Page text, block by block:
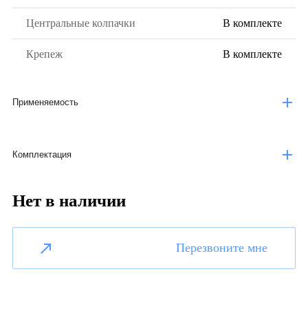
Центральные колпачки В комплекте
Крепеж В комплекте
Применяемость
Комплектация
Нет в наличии
Перезвоните мне